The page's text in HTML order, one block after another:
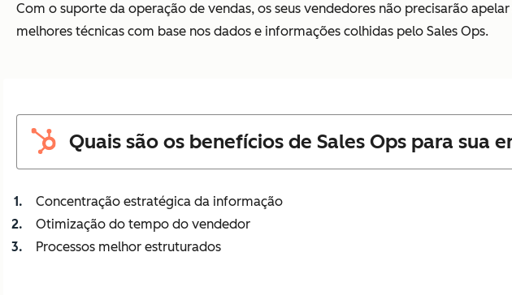
Com o suporte da operação de vendas, os seus vendedores não precisarão
melhores técnicas com base nos dados e informações colhidas pelo Sales Ops.
Quais são os benefícios de Sales Ops para sua
Concentração estratégica da informação
Otimização do tempo do vendedor
Processos melhor estruturados